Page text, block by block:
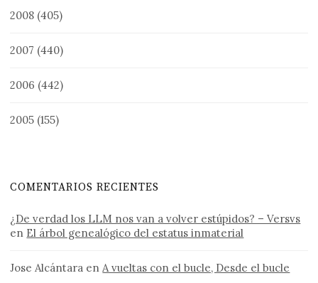
2008 (405)
2007 (440)
2006 (442)
2005 (155)
COMENTARIOS RECIENTES
¿De verdad los LLM nos van a volver estúpidos? – Versvs
en El árbol genealógico del estatus inmaterial
Jose Alcántara enA vueltas con el bucle, Desde el bucle